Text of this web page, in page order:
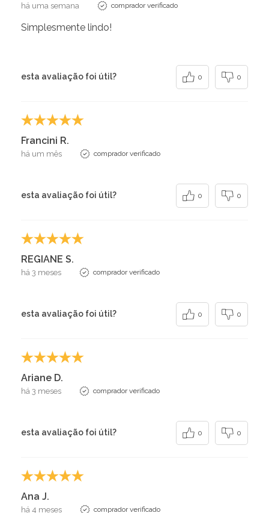
há uma semana comprador verificado
Simplesmente lindo!
esta avaliação foi útil? 0 0
Francini R.
há um mês comprador verificado
esta avaliação foi útil? 0 0
REGIANE S.
há 3 meses comprador verificado
esta avaliação foi útil? 0 0
Ariane D.
há 3 meses comprador verificado
esta avaliação foi útil? 0 0
Ana J.
há 4 meses comprador verificado